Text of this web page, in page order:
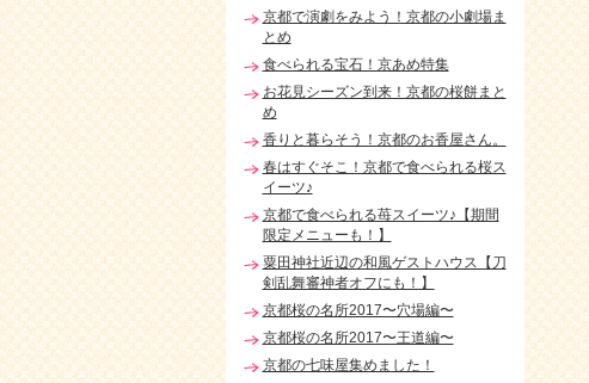
京都で演劇をみよう！京都の小劇場ま
とめ
食べられる宝石！京あめ特集
お花見シーズン到来！京都の桜餅まと
め
香りと暮らそう！京都のお香屋さん。
春はすぐそこ！京都で食べられる桜ス
イーツ♪
京都で食べられる苺スイーツ♪【期間
限定メニューも！】
粟田神社近辺の和風ゲストハウス【刀
剣乱舞審神者オフにも！】
京都桜の名所2017〜穴場編〜
京都桜の名所2017〜王道編〜
京都の七味屋集めました！